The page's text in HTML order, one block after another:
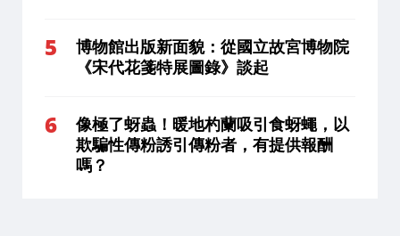
博物館出版新面貌：從國立故宮博物院
《宋代花箋特展圖錄》談起
像極了蚜蟲！暖地杓蘭吸引食蚜蠅，以
欺騙性傳粉誘引傳粉者，有提供報酬
嗎？